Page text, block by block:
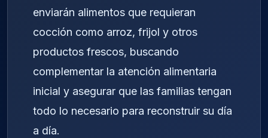
enviarán alimentos que requieran
cocción como arroz, frijol y otros
productos frescos, buscando
complementar la atención alimentaria
inicial y asegurar que las familias tengan
todo lo necesario para reconstruir su día
a día.